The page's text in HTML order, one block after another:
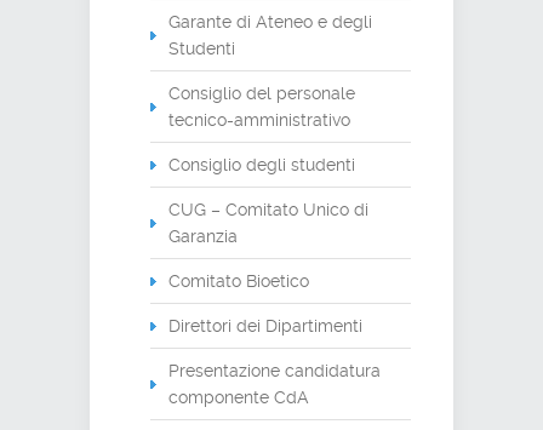
Garante di Ateneo e degli
Studenti
Consiglio del personale
tecnico-amministrativo
Consiglio degli studenti
CUG – Comitato Unico di
Garanzia
Comitato Bioetico
Direttori dei Dipartimenti
Presentazione candidatura
componente CdA